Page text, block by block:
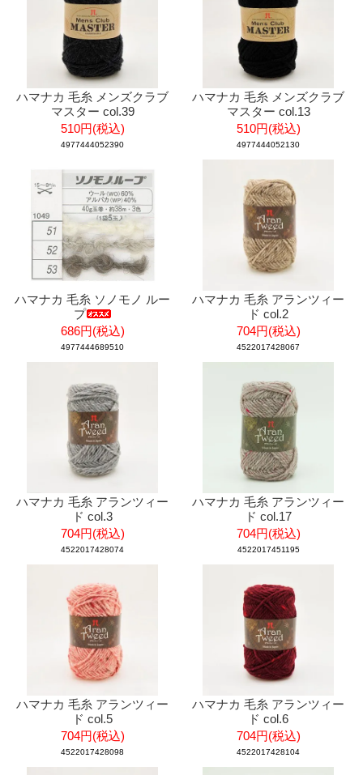
ハマナカ 毛糸 メンズクラブ
マスター col.39
510円(税込)
4977444052390
ハマナカ 毛糸 メンズクラブ
マスター col.13
510円(税込)
4977444052130
ハマナカ 毛糸 ソノモノ ルー
プ
686円(税込)
4977444689510
ハマナカ 毛糸 アランツィー
ド col.2
704円(税込)
4522017428067
ハマナカ 毛糸 アランツィー
ド col.3
704円(税込)
4522017428074
ハマナカ 毛糸 アランツィー
ド col.17
704円(税込)
4522017451195
ハマナカ 毛糸 アランツィー
ド col.5
704円(税込)
4522017428098
ハマナカ 毛糸 アランツィー
ド col.6
704円(税込)
4522017428104